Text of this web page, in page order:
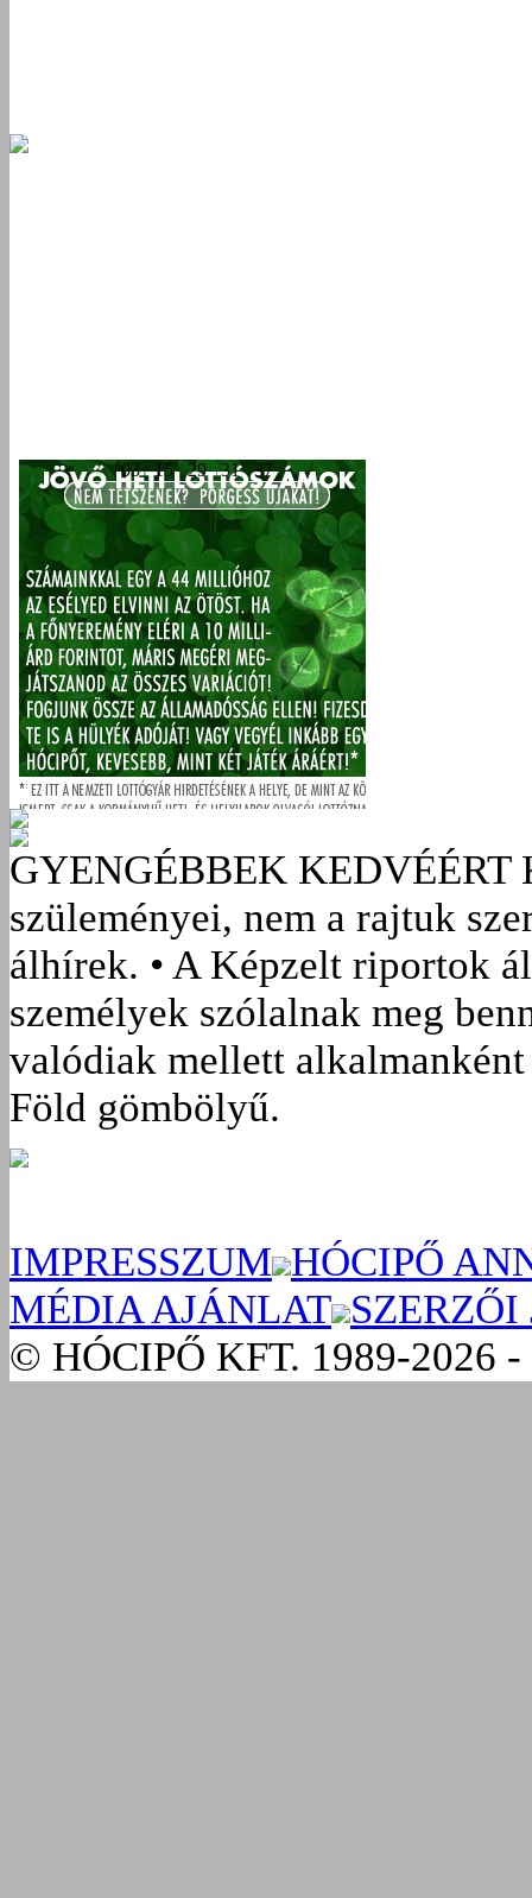
GYENGÉBBEK KEDVÉÉRT
szüleményei, nem a rajtuk
álhírek. • A Képzelt riportok
személyek szólalnak meg
valódiak mellett
Föld gömbölyű.
IMPRESSZUM HÓCIPŐ
MÉDIA AJÁNLAT SZERZŐI
© HÓCIPŐ KFT. 1989-2026